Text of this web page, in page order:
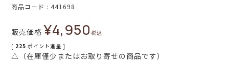
商品コード 441698
販売価格 ¥4,950税込
[ 225 ポイント進呈 ]
△（在庫僅少またはお取り寄せの商品です）